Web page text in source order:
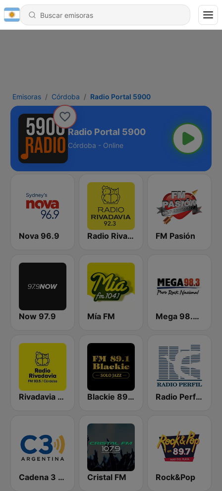
Emisoras Córdoba Radio Portal 5900
Radio Portal 5900
Córdoba - Online
Nova 96.9 Radio Rivadavia Junín 92.3 FM Pasión
Now 97.9 Mía FM Mega 98.3 FM
Rivadavia Córdoba Blackie 89.1 FM Radio Perfil 1190 AM
Cadena 3 Santa Fe 101.7 FM Cristal FM Rock&Pop